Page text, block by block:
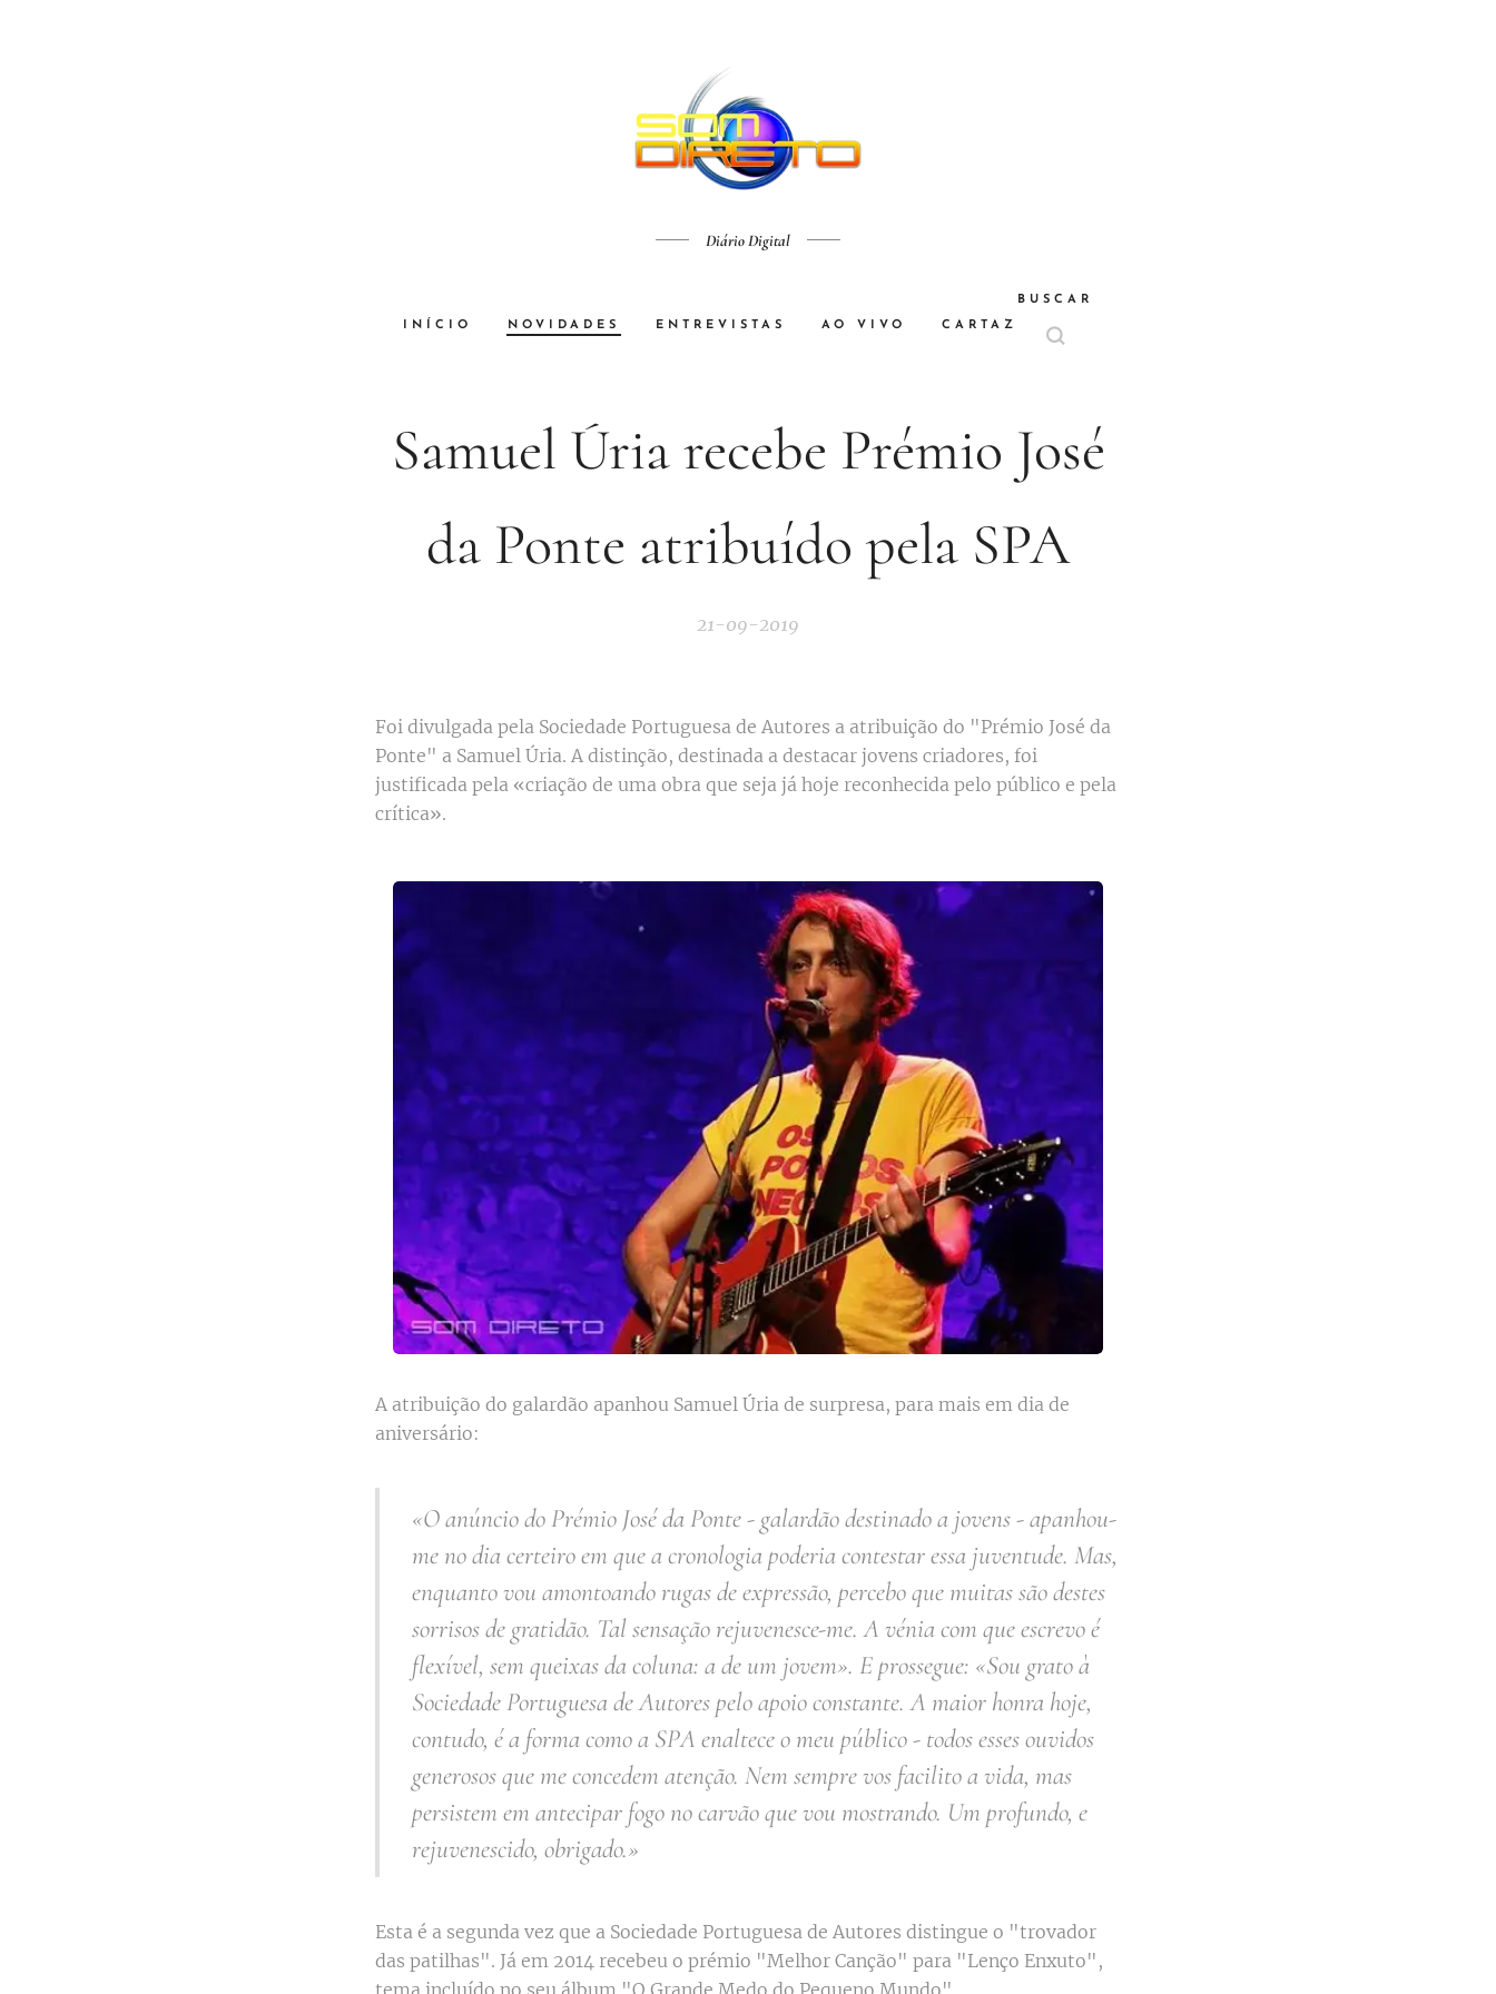
Diário Digital
INÍCIO NOVIDADES ENTREVISTAS AO VIVO CARTAZ
BUSCAR
Samuel Úria recebe Prémio José
da Ponte atribuído pela SPA
21-09-2019
Foi divulgada pela Sociedade Portuguesa de Autores a atribuição do "Prémio José da
Ponte" a Samuel Úria. A distinção, destinada a destacar jovens criadores, foi
justificada pela «criação de uma obra que seja já hoje reconhecida pelo público e pela
crítica».
A atribuição do galardão apanhou Samuel Úria de surpresa, para mais em dia de
aniversário:
«O anúncio do Prémio José da Ponte - galardão destinado a jovens - apanhou-
me no dia certeiro em que a cronologia poderia contestar essa juventude. Mas,
enquanto vou amontoando rugas de expressão, percebo que muitas são destes
sorrisos de gratidão. Tal sensação rejuvenesce-me. A vénia com que escrevo é
flexível, sem queixas da coluna: a de um jovem». E prossegue: «Sou grato à
Sociedade Portuguesa de Autores pelo apoio constante. A maior honra hoje,
contudo, é a forma como a SPA enaltece o meu público - todos esses ouvidos
generosos que me concedem atenção. Nem sempre vos facilito a vida, mas
persistem em antecipar fogo no carvão que vou mostrando. Um profundo, e
rejuvenescido, obrigado.»
Esta é a segunda vez que a Sociedade Portuguesa de Autores distingue o "trovador
das patilhas". Já em 2014 recebeu o prémio "Melhor Canção" para "Lenço Enxuto",